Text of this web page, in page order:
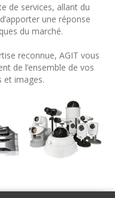
de services, allant du
une réponse
du marché.
reconnue, AGIT vous
de l’ensemble de vos
et images.